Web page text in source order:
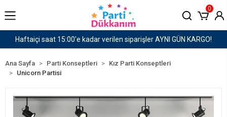
1500 TL ve Üzeri Kargo Ücretsiz!
0
Ana Sayfa Parti Konseptleri
Kız Parti Konseptleri
Unicorn Partisi